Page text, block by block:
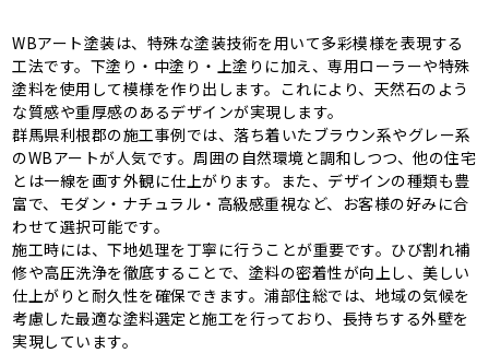
WBアート塗装は、特殊な塗装技術を用いて多彩模様を表現する
工法です。下塗り・中塗り・上塗りに加え、専用ローラーや特殊
塗料を使用して模様を作り出します。これにより、天然石のよう
な質感や重厚感のあるデザインが実現します。
群馬県利根郡の施工事例では、落ち着いたブラウン系やグレー系
のWBアートが人気です。周囲の自然環境と調和しつつ、他の住宅
とは一線を画す外観に仕上がります。また、デザインの種類も豊
富で、モダン・ナチュラル・高級感重視など、お客様の好みに合
わせて選択可能です。
施工時には、下地処理を丁寧に行うことが重要です。ひび割れ補
修や高圧洗浄を徹底することで、塗料の密着性が向上し、美しい
仕上がりと耐久性を確保できます。浦部住総では、地域の気候を
考慮した最適な塗料選定と施工を行っており、長持ちする外壁を
実現しています。